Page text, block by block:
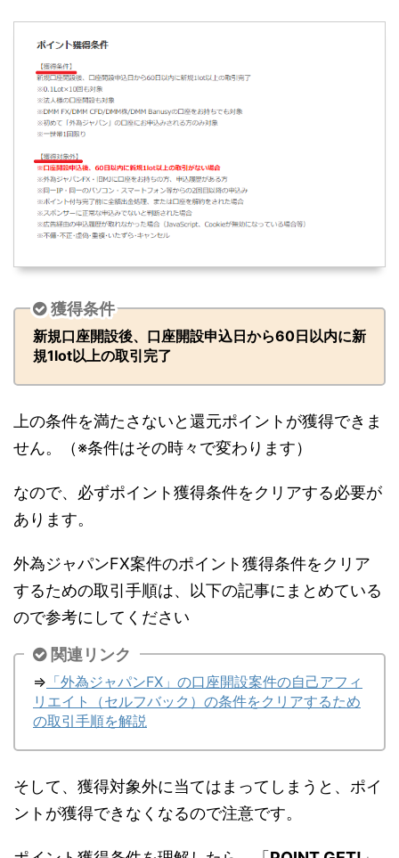
獲得条件
新規口座開設後、口座開設申込日から60日以内に新
規1lot以上の取引完了
上の条件を満たさないと還元ポイントが獲得できま
せん。（※条件はその時々で変わります）
なので、必ずポイント獲得条件をクリアする必要が
あります。
外為ジャパンFX案件のポイント獲得条件をクリア
するための取引手順は、以下の記事にまとめている
ので参考にしてください
関連リンク
⇒ 「外為ジャパンFX」の口座開設案件の自己アフィ
リエイト（セルフバック）の条件をクリアするため
の取引手順を解説
そして、獲得対象外に当てはまってしまうと、ポイ
ントが獲得できなくなるので注意です。